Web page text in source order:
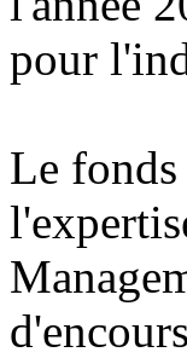
pour
Le